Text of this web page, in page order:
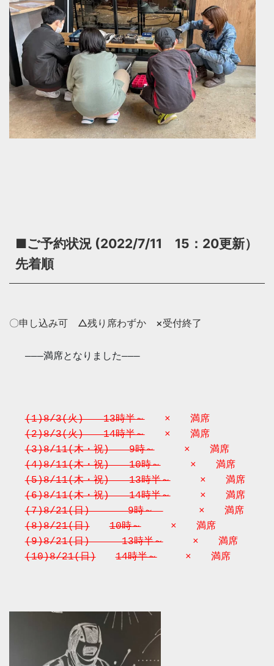
■ご予約状況 (2022/7/11 15：20更新）
先着順
〇申し込み可 △残り席わずか ×受付終了
―――満席となりました―――
(1)8/3(火)　　13時半～
×　　満席
(2)8/3(火)　　14時半～
(3)8/11(木・祝)　　9時～ ×　　満席
(4)8/11(木・祝)　　10時～
×　　満席
(5)8/11(木・祝)　　13時半～
×　　満席
(6)8/11(木・祝)　　14時半～
×　　満席
(7)8/21(日)　　   9時～ ×　　満席
(8)8/21(日)
10時～
×　　満席
(9)8/21(日)　　  13時半～
×　　満席
(10)8/21(日)
14時半～ ×　　満席